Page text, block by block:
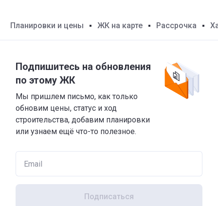
Планировки и цены ЖК на карте Рассрочка
Подпишитесь на обновления
по этому ЖК
Мы пришлем письмо, как только
обновим цены, статус и ход
строительства, добавим планировки
или узнаем ещё что-то полезное.
Подписаться